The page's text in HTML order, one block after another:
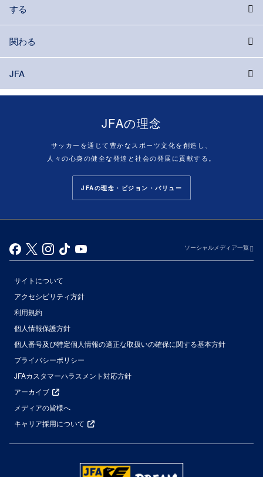
する
関わる
JFA
JFAの理念
サッカーを通じて豊かなスポーツ文化を創造し、
人々の心身の健全な発達と社会の発展に貢献する。
JFAの理念・ビジョン・バリュー
ソーシャルメディア一覧
サイトについて
アクセシビリティ方針
利用規約
個人情報保護方針
個人番号及び特定個人情報の適正な取扱いの確保に関する基本方針
プライバシーポリシー
JFAカスタマーハラスメント対応方針
アーカイブ
メディアの皆様へ
キャリア採用について